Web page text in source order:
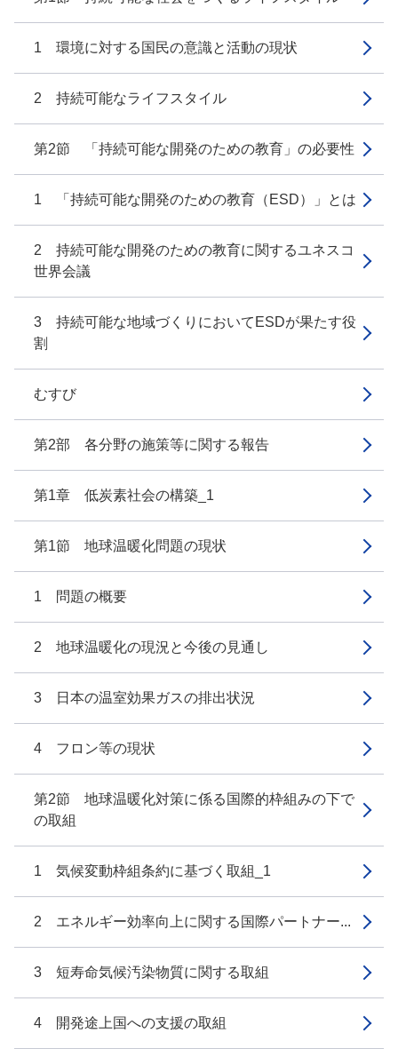
1 環境に対する国民の意識と活動の現状
2 持続可能なライフスタイル
第2節 「持続可能な開発のための教育」の必要性
1 「持続可能な開発のための教育（ESD）」とは
2 持続可能な開発のための教育に関するユネスコ
世界会議
3 持続可能な地域づくりにおいてESDが果たす役
割
むすび
第2部 各分野の施策等に関する報告
第1章 低炭素社会の構築_1
第1節 地球温暖化問題の現状
1 問題の概要
2 地球温暖化の現況と今後の見通し
3 日本の温室効果ガスの排出状況
4 フロン等の現状
第2節 地球温暖化対策に係る国際的枠組みの下で
の取組
1 気候変動枠組条約に基づく取組_1
2 エネルギー効率向上に関する国際パートナー...
3 短寿命気候汚染物質に関する取組
4 開発途上国への支援の取組